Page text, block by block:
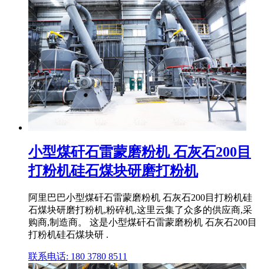
小型煤矸石雷蒙磨粉机 石灰石200目
打粉机硅石煤块研磨打粉机
阿里巴巴小型煤矸石雷蒙磨粉机 石灰石200目打粉机硅
石煤块研磨打粉机,粉碎机,这里云集了众多的供应商,采
购商,制造商。 这是小型煤矸石雷蒙磨粉机 石灰石200目
打粉机硅石煤块研 .
联系电话: 180 3780 8511